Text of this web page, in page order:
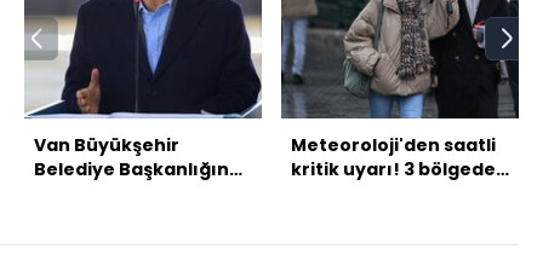
Van Büyükşehir
Belediye Başkanlığına
Meteoroloji'den saatli
kritik uyarı! 3 bölgede